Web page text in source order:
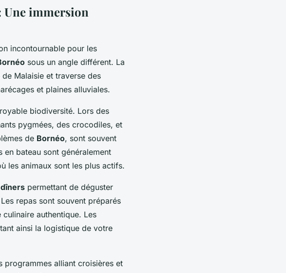
Une immersion
incontournable pour les
sous un angle différent. La
Malaisie et traverse des
et plaines alluviales.
biodiversité. Lors des
pygmées, des crocodiles, et
de Bornéo, sont souvent
bateau sont généralement
les animaux sont les plus actifs.
dîners permettant de déguster
repas sont souvent préparés
authentique. Les
ainsi la logistique de votre
programmes alliant croisières et